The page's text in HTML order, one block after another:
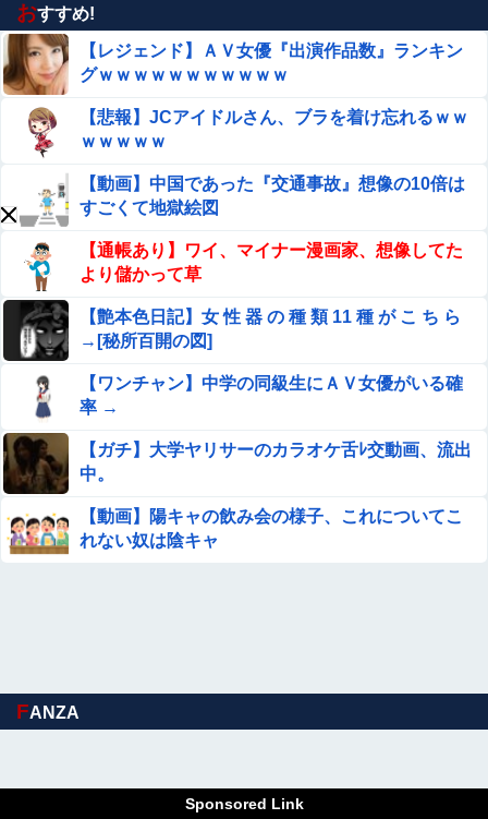
【閲覧注意】サッカーの試合中に落雷、選手1人が即死す
る瞬間が「伝説級の映像」だと話題に・・・
ヌーディストビーチじゃない海水浴場で女が全裸オ○ニー
すると3分以内にこうなるらしいｗｗｗ
【画像】 露出狂の高校女教師、見つかるｗｗｗ
彡(●)(●)「やっと服役終わったで...!性的暴行で通報しやが
ったあの女殺しに行ったろ！！！」⇒！
【画像あり】 人妻「この順番通りにク○ニすれば女は爆発
します」
楽しんご「ジャンポケ斉藤さんを貶めた女は気色悪いとか
言ってる癖にフ●ラするとか口だけは素直なんだな！週刊
誌から金もらってるだろ」
【悲報】高市早苗さん、平和式典で防弾ガラスに囲われな
がらスピーチ
寺田心さん(18)、筋トレした結果無事かわいくなる（※画
像あり）
従姉妹の娘が「ワイニートのジッジ（金持ち）」にやたら
会いに来る理由ｗｗｗｗｗ
っくらした顔で大きなお腹を抱えて...
おすすめ!
【レジェンド】ＡＶ女優『出演作品数』ランキン
グｗｗｗｗｗｗｗｗｗｗｗ
【悲報】JCアイドルさん、ブラを着け忘れるｗｗ
ｗｗｗｗｗ
【動画】中国であった『交通事故』想像の10倍は
すごくて地獄絵図
【通帳あり】ワイ、マイナー漫画家、想像してた
より儲かって草
【艶本色日記】女 性 器 の 種 類 11 種 が こ ち ら
→[秘所百開の図]
【ワンチャン】中学の同級生にＡＶ女優がいる確
率 →
【ガチ】大学ヤリサーのカラオケ舌ﾚ交動画、流出
中。
【動画】陽キャの飲み会の様子、これについてこ
れない奴は陰キャ
FANZA
Sponsored Link